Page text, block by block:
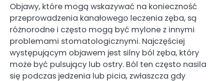
Objawy, które mogą wskazywać na konieczność
przeprowadzenia kanałowego leczenia zęba, są
różnorodne i często mogą być mylone z innymi
problemami stomatologicznymi. Najczęściej
występującym objawem jest silny ból zęba, który
może być pulsujący lub ostry. Ból ten często nasila
się podczas jedzenia lub picia, zwłaszcza gdy